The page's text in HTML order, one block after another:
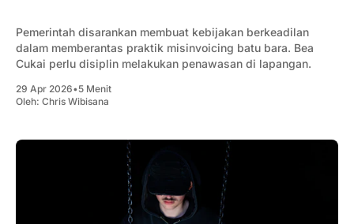
Pemerintah disarankan membuat kebijakan berkeadilan
dalam memberantas praktik misinvoicing batu bara. Bea
Cukai perlu disiplin melakukan penawasan di lapangan.
29 Apr 2026•5 Menit
Oleh: Chris Wibisana